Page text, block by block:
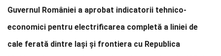
Guvernul României a aprobat indicatorii tehnico-
economici pentru electrificarea completă a liniei de
cale ferată dintre Iași și frontiera cu Republica